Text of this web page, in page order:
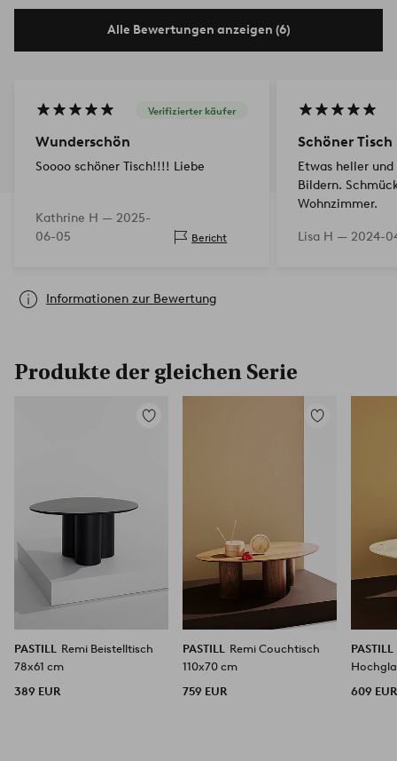
Alle Bewertungen anzeigen (6)
Verifizierter käufer
Wunderschön
Soooo schöner Tisch!!!! Liebe
Kathrine H — 2025-
06-05
Bericht
Schöner Tisch
Etwas heller
Bildern.
Wohnzimmer.
Lisa H — 2024-
Informationen zur Bewertung
Produkte der gleichen Serie
Zu
PASTILL
Remi Beistelltisch
78x61 cm
389 EUR
Zu
PASTILL
Remi Couchtisch
110x70 cm
759 EUR
PASTILL
609 EUR